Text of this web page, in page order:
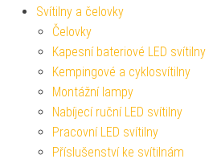
Svítilny a čelovky
Čelovky
Kapesní bateriové LED svítilny
Kempingové a cyklosvítilny
Montážní lampy
Nabíjecí ruční LED svítilny
Pracovní LED svítilny
Příslušenství ke svítilnám